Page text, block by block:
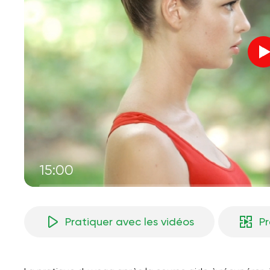
15:00
Pratiquer avec les vidéos